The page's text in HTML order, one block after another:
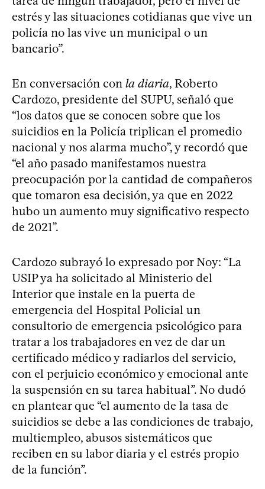
estrés y las situaciones cotidianas que vive un
policía no las vive un municipal o un
bancario”.
En conversación con la diaria, Roberto
Cardozo, presidente del SUPU, señaló que
“los datos que se conocen sobre que los
suicidios en la Policía triplican el promedio
nacional y nos alarma mucho”, y recordó que
“el año pasado manifestamos nuestra
preocupación por la cantidad de compañeros
que tomaron esa decisión, ya que en 2022
hubo un aumento muy significativo respecto
de 2021”.
Cardozo subrayó lo expresado por Noy: “La
USIP ya ha solicitado al Ministerio del
Interior que instale en la puerta de
emergencia del Hospital Policial un
consultorio de emergencia psicológico para
tratar a los trabajadores en vez de dar un
certificado médico y radiarlos del servicio,
con el perjuicio económico y emocional ante
la suspensión en su tarea habitual”. No dudó
en plantear que “el aumento de la tasa de
suicidios se debe a las condiciones de trabajo,
multiempleo, abusos sistemáticos que
reciben en su labor diaria y el estrés propio
de la función”.